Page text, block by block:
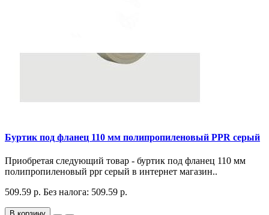
Буртик под фланец 110 мм полипропиленовый PPR серый
Приобретая следующий товар - буртик под фланец 110 мм
полипропиленовый ppr серый в интернет магазин..
509.59 р. Без налога: 509.59 р.